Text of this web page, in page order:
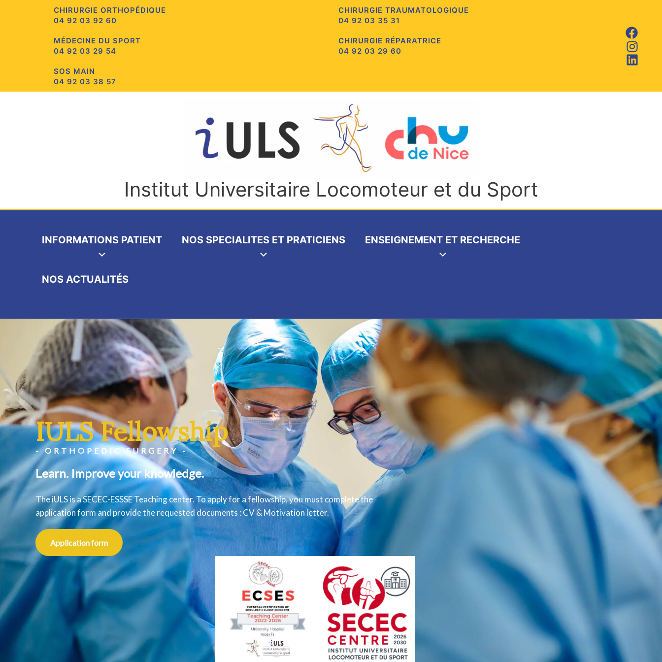
CHIRURGIE ORTHOPÉDIQUE
04 92 03 92 60
CHIRURGIE TRAUMATOLOGIQUE
04 92 03 35 31
MÉDECINE DU SPORT
04 92 03 29 54
CHIRURGIE RÉPARATRICE
04 92 03 29 60
SOS MAIN
04 92 03 38 57
Institut Universitaire Locomoteur et du Sport
INFORMATIONS PATIENT NOS SPECIALITES ET PRATICIENS ENSEIGNEMENT ET RECHERCHE
NOS ACTUALITÉS
IULS Fellowship
- ORTHOPEDIC SURGERY -
Learn. Improve your knowledge.
The iULS is a SECEC-ESSSE Teaching center. To apply for a fellowship, you must complete the
application form and provide the requested documents : CV & Motivation letter.
Application form